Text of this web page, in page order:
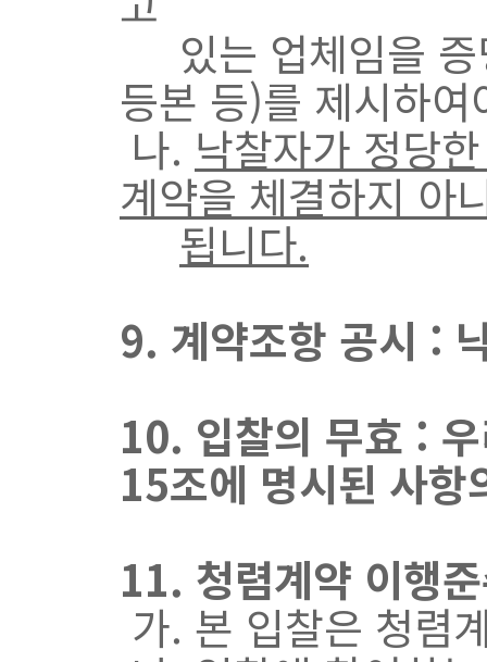
있는 업체임을 증
등본 등)를 제시하
나. 낙찰자가 정당
계약을 체결하지 아
됩니다.
9. 계약조항 공시 :
10. 입찰의 무효 :
15조에 명시된 사항
11. 청렴계약 이행
가. 본 입찰은 청렴